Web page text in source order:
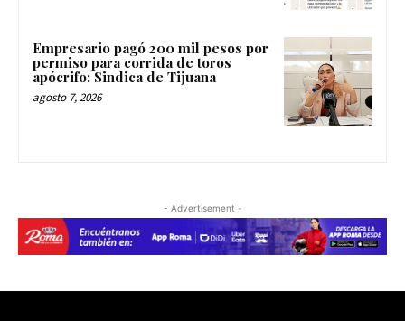
Empresario pagó 200 mil pesos por
permiso para corrida de toros
apócrifo: Sindica de Tijuana
agosto 7, 2026
- Advertisement -